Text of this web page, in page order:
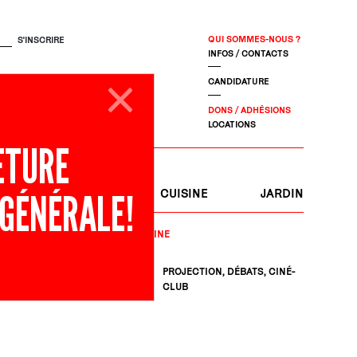
QUI SOMMES-NOUS ?
INFOS / CONTACTS
CANDIDATURE
DONS / ADHÉSIONS
LOCATIONS
JOURNAL CUISINE JARDIN
DISCIPLINE
PROJECTION, DÉBATS, CINÉ-
CLUB